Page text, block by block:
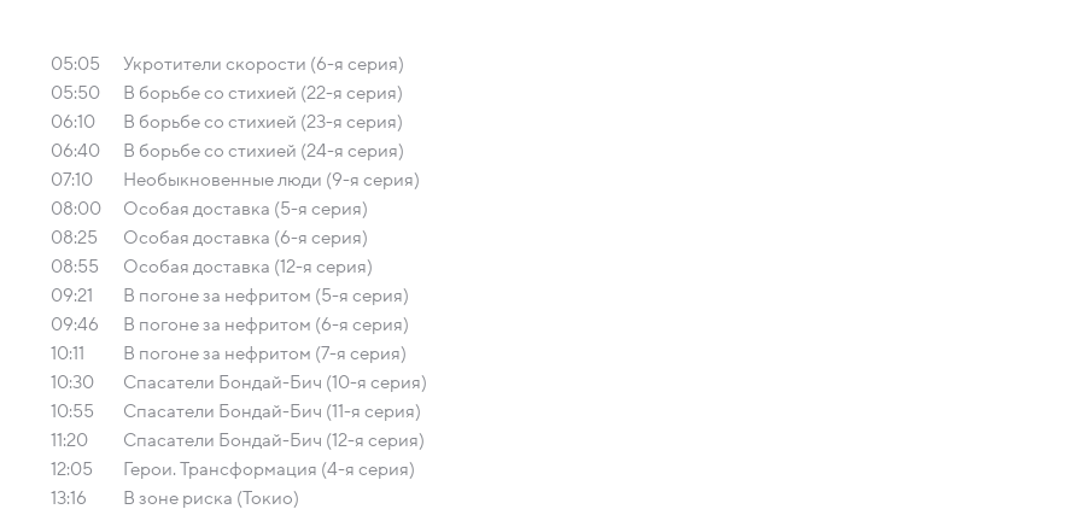
05:05
Укротители скорости (6-я серия)
05:50
В борьбе со стихией (22-я серия)
06:10
В борьбе со стихией (23-я серия)
06:40
В борьбе со стихией (24-я серия)
07:10
Необыкновенные люди (9-я серия)
08:00
Особая доставка (5-я серия)
08:25
Особая доставка (6-я серия)
08:55
Особая доставка (12-я серия)
09:21
В погоне за нефритом (5-я серия)
09:46
В погоне за нефритом (6-я серия)
10:11
В погоне за нефритом (7-я серия)
10:30
Спасатели Бондай-Бич (10-я серия)
10:55
Спасатели Бондай-Бич (11-я серия)
11:20
Спасатели Бондай-Бич (12-я серия)
12:05
Герои. Трансформация (4-я серия)
13:16
В зоне риска (Токио)